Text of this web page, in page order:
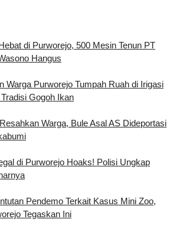
di Purworejo, 500 Mesin Tenun PT
Hangus
Warga Purworejo Tumpah Ruah di Irigasi
Gogoh Ikan
Warga, Bule Asal AS Dideportasi
di Purworejo Hoaks! Polisi Ungkap
Pendemo Terkait Kasus Mini Zoo,
Tegaskan Ini